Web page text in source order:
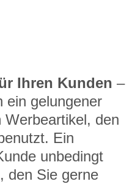
Ihren Kunden –
ein gelungener
den
Ein
unbedingt
den Sie gerne